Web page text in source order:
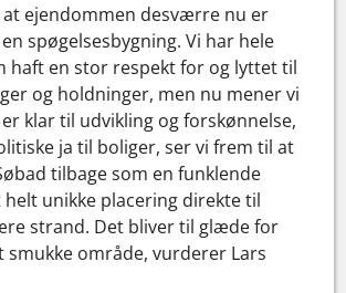
at ejendommen desværre nu er
spøgelsesbygning. Vi har hele
haft en stor respekt for og lyttet til
og holdninger, men nu mener vi
klar til udvikling og forskønnelse,
ja til boliger, ser vi frem til at
tilbage som en funklende
unikke placering direkte til
strand. Det bliver til glæde for
smukke område, vurderer Lars